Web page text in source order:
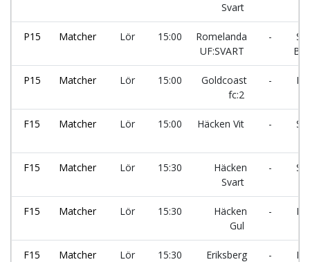
Svart
P15 Matcher Lör 15:00
Romelanda
UF:SVART
-
P15 Matcher Lör 15:00
Goldcoast
fc:2
-
F15 Matcher Lör 15:00 Häcken Vit -
F15 Matcher Lör 15:30
Häcken
Svart
-
F15 Matcher Lör 15:30
Häcken
Gul
-
F15 Matcher Lör 15:30
Eriksberg
-